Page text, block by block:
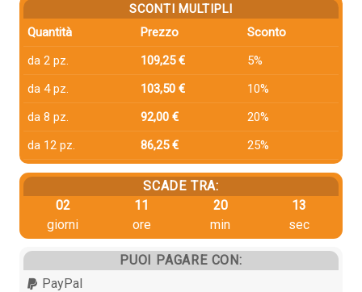
SCONTI MULTIPLI
Quantità
Prezzo
Sconto
da 2 pz.
109,25 €
5%
da 4 pz.
103,50 €
10%
da 8 pz.
92,00 €
20%
da 12 pz.
86,25 € 25%
SCADE TRA:
02
giorni
11
ore
20
min
12
sec
PUOI PAGARE CON:
PayPal